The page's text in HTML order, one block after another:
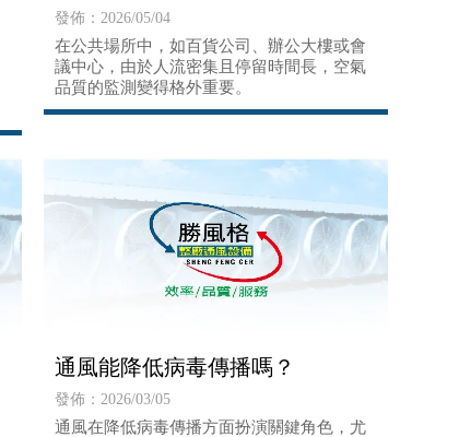
發佈：2026/05/04
在公共場所中，如百貨公司、辦公大樓或會
議中心，由於人流密集且停留時間長，空氣
品質的監測變得格外重要。
通風能降低病毒傳播嗎？
發佈：2026/03/05
通風在降低病毒傳播方面扮演關鍵角色，尤